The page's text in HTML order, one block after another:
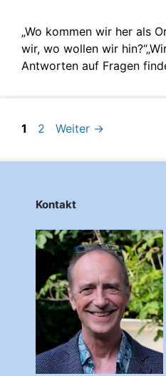
„Wo kommen wir her als
wir, wo wollen wir
Antworten auf Fragen
Seite
1 Seite
2 Weiter →
Kontakt